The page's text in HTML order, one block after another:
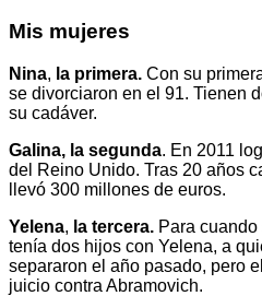
Mis mujeres
Nina, la primera. Con su
se divorciaron en el 91. Tienen
su cadáver.
Galina, la segunda. En 2011
del Reino Unido. Tras 20 años
llevó 300 millones de euros.
Yelena, la tercera. Para
tenía dos hijos con Yelena, a
separaron el año pasado, pero
juicio contra Abramovich.